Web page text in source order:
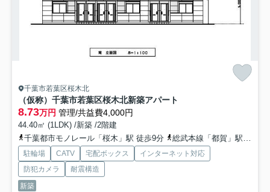
千葉市若葉区桜木北
（仮称）千葉市若葉区桜木北新築アパート
8.73万円 管理/共益費4,000円
44.40㎡ (1LDK) /新築 /2階建
千葉都市モノレール「桜木」駅 徒歩9分
総武本線「都賀」駅 徒歩16分
駐輪場 CATV 宅配ボックス
インターネット対応
防犯カメラ
耐震構造
新築